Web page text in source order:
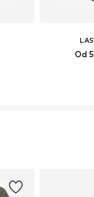
Od